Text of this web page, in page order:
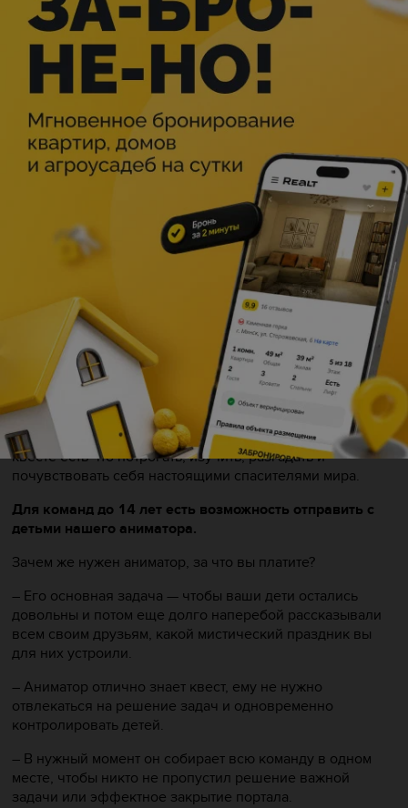
Атмосферный и мистический квест, который отлично
подходит как взрослым командам, так и подросткам или
смелым детским командам.
Взрослые исследователи паранормального однозначно
не останутся равнодушны.
Во-первых, кто не хотел хоть раз почувствовать себя
героем сериала «Сверхъестественное» или охотником за
Во-вторых, логичное переплетение загадок с
мистической сюжетной линией не заставит скучать даже
опытные команды.
Ну и в-третьих, это отличная классика с обилием
разноплановых задач и профессионально
выполненными декорациями, которые на 100%
погружают вас в потустороннюю атмосферу.
Дети по достоинству оценят таинственный антураж
комнаты. Для юных охотников за привидениями здесь
настоящее раздолье: загадочные символы, тайники,
мистические предметы и необычные механизмы. В
квесте есть что потрогать, изучить, разгадать и
почувствовать себя настоящими спасителями мира.
Для команд до 14 лет есть возможность отправить с
детьми нашего аниматора.
Зачем же нужен аниматор, за что вы платите?
– Его основная задача — чтобы ваши дети остались
довольны и потом еще долго наперебой рассказывали
всем своим друзьям, какой мистический праздник вы
для них устроили.
– Аниматор отлично знает квест, ему не нужно
отвлекаться на решение задач и одновременно
контролировать детей.
– В нужный момент он собирает всю команду в одном
месте, чтобы никто не пропустил решение важной
задачи или эффектное закрытие портала.